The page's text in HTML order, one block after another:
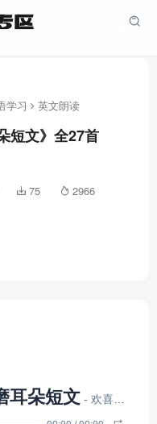
学习 英文朗读
短文》全27首
75
2966
耳朵短文 - 欢喜团子NG